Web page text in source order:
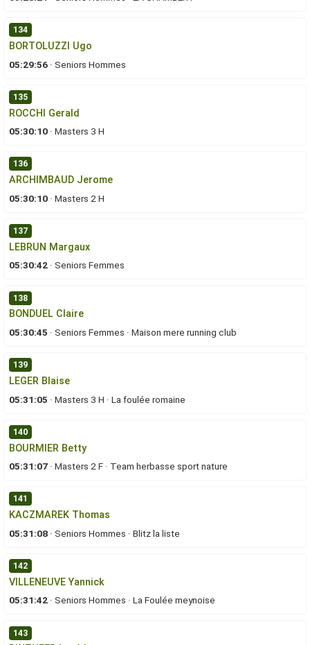
134
BORTOLUZZI Ugo
05:29:56 ·Seniors Hommes
135
ROCCHI Gerald
05:30:10 ·Masters 3 H
136
ARCHIMBAUD Jerome
05:30:10 ·Masters 2 H
137
LEBRUN Margaux
05:30:42 ·Seniors Femmes
138
BONDUEL Claire
05:30:45 ·Seniors Femmes ·Maison mere running club
139
LEGER Blaise
05:31:05 ·Masters 3 H ·La foulée romaine
140
BOURMIER Betty
05:31:07 ·Masters 2 F · Team herbasse sport nature
141
KACZMAREK Thomas
05:31:08 ·Seniors Hommes ·Blitz la liste
142
VILLENEUVE Yannick
05:31:42 ·Seniors Hommes ·La Foulée meynoise
143